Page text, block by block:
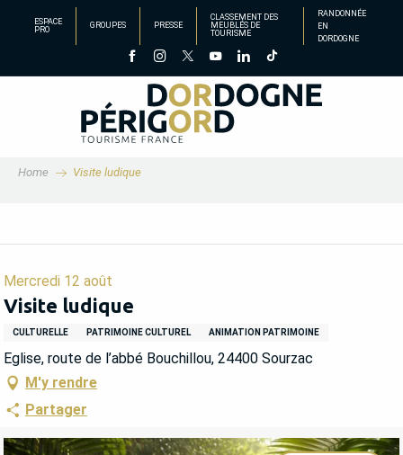
principal
ESPACE
PRO
GROUPES PRESSE
CLASSEMENT DES
MEUBLÉS DE
TOURISME
RANDONNÉE
EN
DORDOGNE
Home Visite ludique
Mercredi 12 août
Visite ludique
CULTURELLE PATRIMOINE CULTUREL ANIMATION PATRIMOINE
Eglise, route de l’abbé Bouchillou, 24400 Sourzac
M'y rendre
Partager